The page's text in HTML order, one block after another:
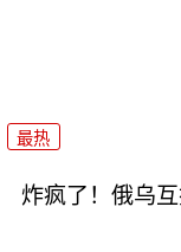
最热
炸疯了！俄乌